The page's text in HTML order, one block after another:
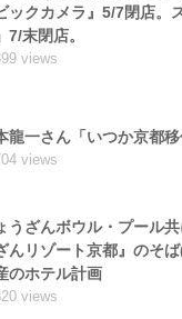
ックカメラ』5/7閉店。
7/末閉店。
views
龍一さん「いつか京都移
views
うざんボウル・プール
んリゾート京都』のそ
のホテル計画
views